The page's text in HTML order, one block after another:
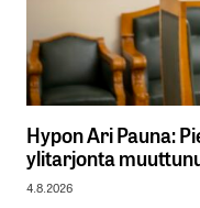
Hypon Ari Pauna:
ylitarjonta
4.8.2026